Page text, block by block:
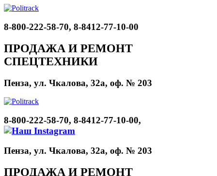
8-800-222-58-70, 8-8412-77-10-00
ПРОДАЖА И РЕМОНТ
СПЕЦТЕХНИКИ
Пенза, ул. Чкалова, 32а, оф. № 203
8-800-222-58-70, 8-8412-77-10-00,
Пенза, ул. Чкалова, 32а, оф. № 203
ПРОДАЖА И РЕМОНТ